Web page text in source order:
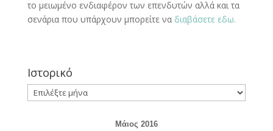
το μειωμένο ενδιαφέρον των επενδυτών αλλά και τα
σενάρια που υπάρχουν μπορείτε να διαβάσετε εδω.
Ιστορικό
Ιστορικό
Μάιος 2016